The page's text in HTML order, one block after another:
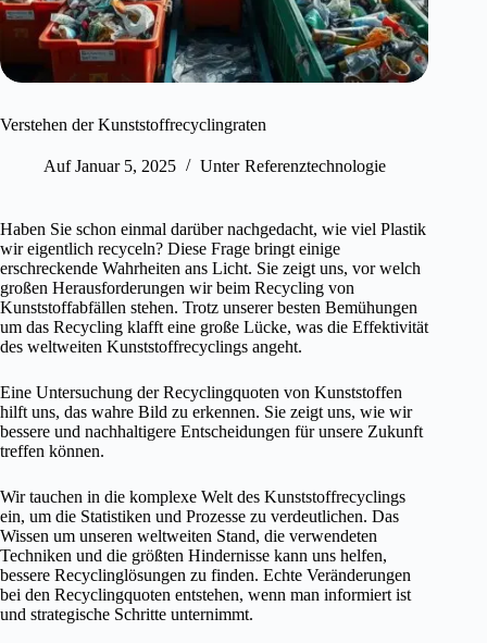
Verstehen der Kunststoffrecyclingraten
Auf Januar 5, 2025 Unter Referenztechnologie
Haben Sie schon einmal darüber nachgedacht, wie viel Plastik
wir eigentlich recyceln? Diese Frage bringt einige
erschreckende Wahrheiten ans Licht. Sie zeigt uns, vor welch
großen Herausforderungen wir beim Recycling von
Kunststoffabfällen stehen. Trotz unserer besten Bemühungen
um das Recycling klafft eine große Lücke, was die Effektivität
des weltweiten Kunststoffrecyclings angeht.
Eine Untersuchung der Recyclingquoten von Kunststoffen
hilft uns, das wahre Bild zu erkennen. Sie zeigt uns, wie wir
bessere und nachhaltigere Entscheidungen für unsere Zukunft
treffen können.
Wir tauchen in die komplexe Welt des Kunststoffrecyclings
ein, um die Statistiken und Prozesse zu verdeutlichen. Das
Wissen um unseren weltweiten Stand, die verwendeten
Techniken und die größten Hindernisse kann uns helfen,
bessere Recyclinglösungen zu finden. Echte Veränderungen
bei den Recyclingquoten entstehen, wenn man informiert ist
und strategische Schritte unternimmt.